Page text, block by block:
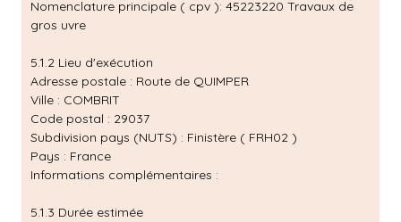
Nomenclature principale ( cpv ): 45223220 Travaux de
gros uvre
5.1.2 Lieu d'exécution
Adresse postale : Route de QUIMPER
Ville : COMBRIT
Code postal : 29037
Subdivision pays (NUTS) : Finistère ( FRH02 )
Pays : France
Informations complémentaires :
5.1.3 Durée estimée